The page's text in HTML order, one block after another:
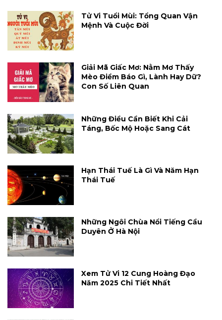
Tử Vi Tuổi Mùi: Tổng Quan Vận
Mệnh Và Cuộc Đời
Giải Mã Giấc Mơ: Nằm Mơ Thấy
Mèo Điềm Báo Gì, Lành Hay Dữ?
Con Số Liên Quan
Những Điều Cần Biết Khi Cải
Táng, Bốc Mộ Hoặc Sang Cát
Hạn Thái Tuế Là Gì Và Năm Hạn
Thái Tuế
Những Ngôi Chùa Nổi Tiếng Cầu
Duyên Ở Hà Nội
Xem Tử Vi 12 Cung Hoàng Đạo
Năm 2025 Chi Tiết Nhất